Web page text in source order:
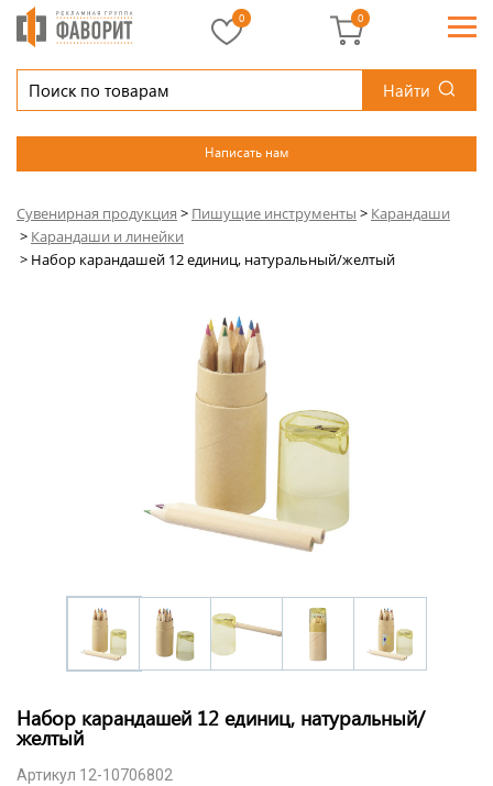
Найти
Написать нам
0 0
Сувенирная продукция > Пишущие инструменты > Карандаши
> Карандаши и линейки
> Набор карандашей 12 единиц, натуральный/желтый
Набор карандашей 12 единиц, натуральный/
желтый
Артикул 12-10706802